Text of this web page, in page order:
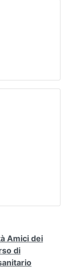
Amici dei
di